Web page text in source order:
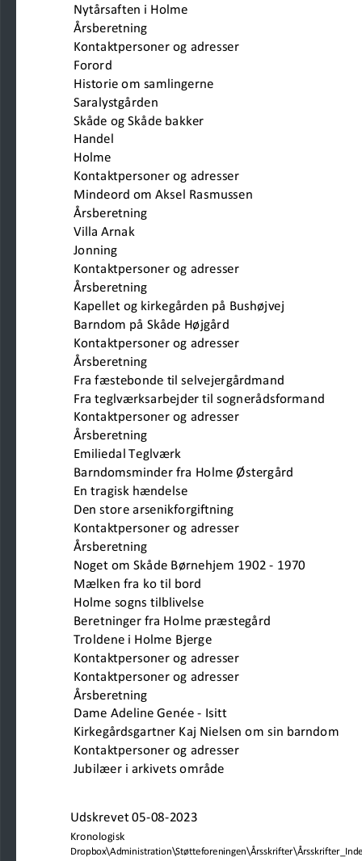
Nytårsaften i Holme
Årsberetning
Kontaktpersoner og adresser
Forord
Historie om samlingerne
Saralystgården
Skåde og Skåde bakker
Handel
Holme
Kontaktpersoner og adresser
Mindeord om Aksel Rasmussen
Årsberetning
Villa Arnak
Jonning
Kontaktpersoner og adresser
Årsberetning
Kapellet og kirkegården på Bushøjvej
Barndom på Skåde Højgård
Kontaktpersoner og adresser
Årsberetning
Fra fæstebonde til selvejergårdmand
Fra teglværksarbejder til sognerådsformand
Kontaktpersoner og adresser
Årsberetning
Emiliedal Teglværk
Barndomsminder fra Holme
En tragisk hændelse
Den store arsenikforgiftning
Kontaktpersoner og adresser
Årsberetning
Noget om Skåde Børnehjem 1902 - 1970
Mælken fra ko til bord
Holme sogns tilblivelse
Beretninger fra Holme præstegård
Troldene i Holme Bjerge
Kontaktpersoner og adresser
Kontaktpersoner og adresser
Årsberetning
Dame Adeline Genée - Isitt
Kirkegårdsgartner Kaj Nielsen om sin barndom
Kontaktpersoner og adresser
Jubilæer i arkivets område
Udskrevet 05-08-2023
Kronologisk